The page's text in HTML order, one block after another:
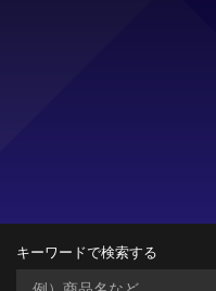
キーワードで検索する